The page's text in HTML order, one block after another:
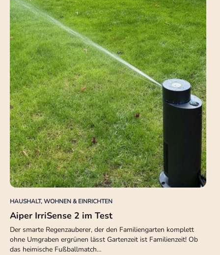
HAUSHALT, WOHNEN & EINRICHTEN
Aiper IrriSense 2 im Test
Der smarte Regenzauberer, der den Familiengarten komplett
ohne Umgraben ergrünen lässt Gartenzeit ist Familienzeit! Ob
das heimische Fußballmatch…